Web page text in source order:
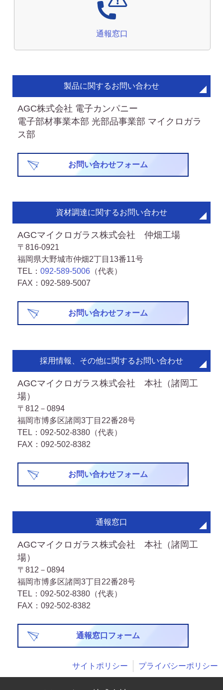
通報窓口
製品に関するお問い合わせ
AGC株式会社 電子カンパニー
電子部材事業本部 光部品事業部 マイクロガラ
ス部
お問い合わせフォーム
資材調達に関するお問い合わせ
AGCマイクロガラス株式会社 仲畑工場
〒816-0921
福岡県大野城市仲畑2丁目13番11号
TEL： 092-589-5006 （代表）
FAX：092-589-5007
お問い合わせフォーム
採用情報、その他に関するお問い合わせ
AGCマイクロガラス株式会社 本社（諸岡工
場）
〒812－0894
福岡市博多区諸岡3丁目22番28号
TEL：092-502-8380（代表）
FAX：092-502-8382
お問い合わせフォーム
通報窓口
AGCマイクロガラス株式会社 本社（諸岡工
場）
〒812－0894
福岡市博多区諸岡3丁目22番28号
TEL：092-502-8380（代表）
FAX：092-502-8382
通報窓口フォーム
サイトポリシー プライバシーポリシー